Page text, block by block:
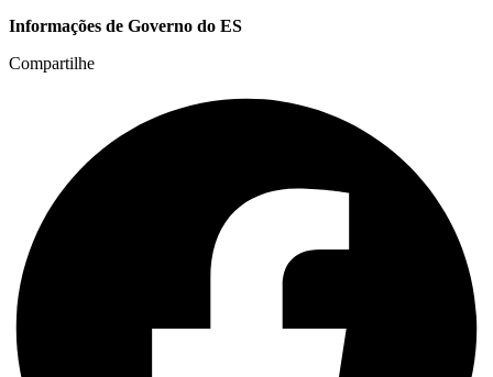
Informações de Governo do ES
Compartilhe